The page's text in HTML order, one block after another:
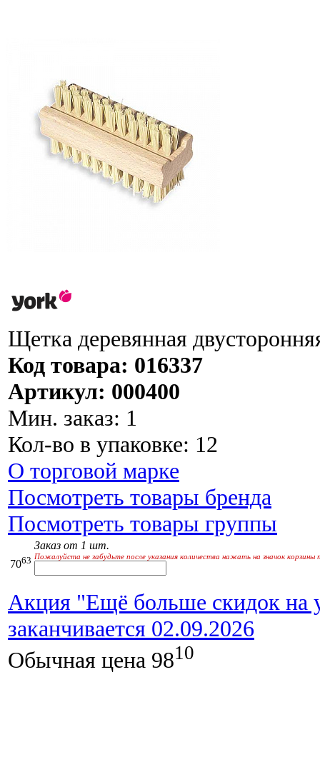
Щетка деревянная
Код товара: 016337
Артикул: 000400
Мин. заказ: 1
Кол-во в упаковке: 12
О торговой марке
Посмотреть товары бренда
Посмотреть товары группы
7063
Заказ от 1 шт.
Пожалуйста не забудьте после указания количества нажать на значок корзины
Акция "Ещё больше скидок на
заканчивается 02.09.2026
Обычная цена 9810